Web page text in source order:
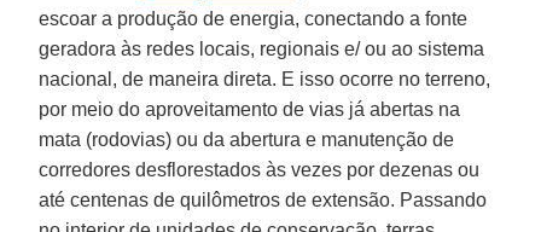
escoar a produção de energia, conectando a fonte
geradora às redes locais, regionais e/ ou ao sistema
nacional, de maneira direta. E isso ocorre no terreno,
por meio do aproveitamento de vias já abertas na
mata (rodovias) ou da abertura e manutenção de
corredores desflorestados às vezes por dezenas ou
até centenas de quilômetros de extensão. Passando